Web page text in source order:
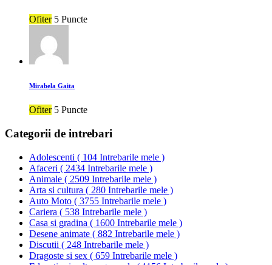
Ofiter 5 Puncte
Mirabela Gaita
Ofiter 5 Puncte
Categorii de intrebari
Adolescenti ( 104 Intrebarile mele )
Afaceri ( 2434 Intrebarile mele )
Animale ( 2509 Intrebarile mele )
Arta si cultura ( 280 Intrebarile mele )
Auto Moto ( 3755 Intrebarile mele )
Cariera ( 538 Intrebarile mele )
Casa si gradina ( 1600 Intrebarile mele )
Desene animate ( 882 Intrebarile mele )
Discutii ( 248 Intrebarile mele )
Dragoste si sex ( 659 Intrebarile mele )